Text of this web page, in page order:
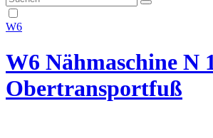
W6
W6 Nähmaschine N
Obertransportfuß